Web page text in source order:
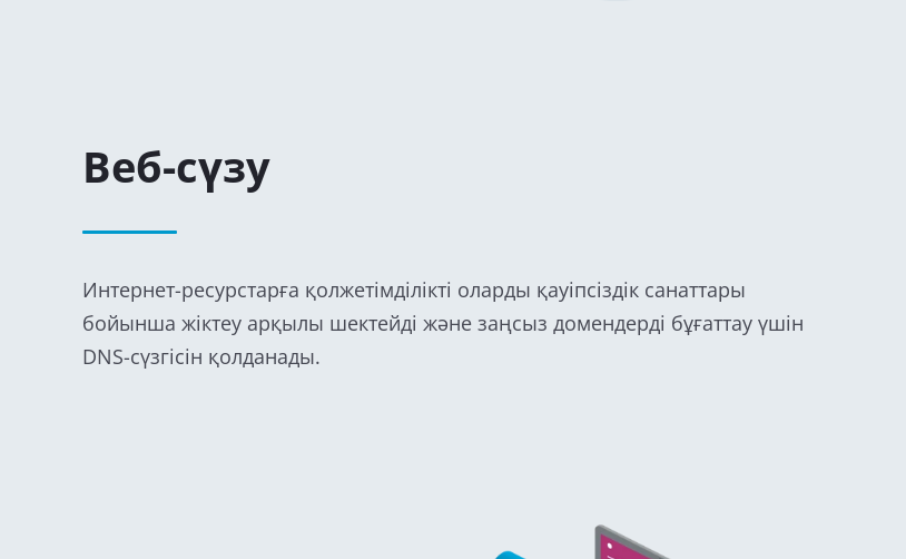
Веб-сүзу
Интернет-ресурстарға қолжетімділікті оларды қауіпсіздік санаттары
бойынша жіктеу арқылы шектейді және заңсыз домендерді бұғаттау үшін
DNS-сүзгісін қолданады.